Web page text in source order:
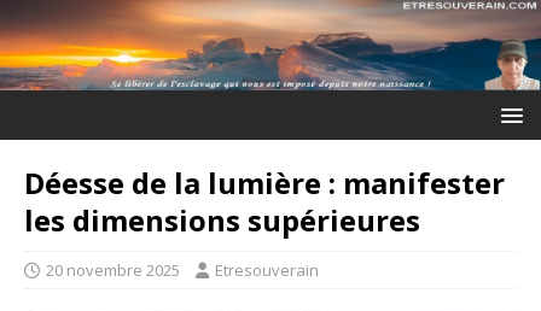
Déesse de la lumière : manifester
les dimensions supérieures
20 novembre 2025 Etresouverain